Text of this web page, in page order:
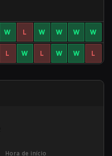
W L W W W W
L W L W W L
Hora de início